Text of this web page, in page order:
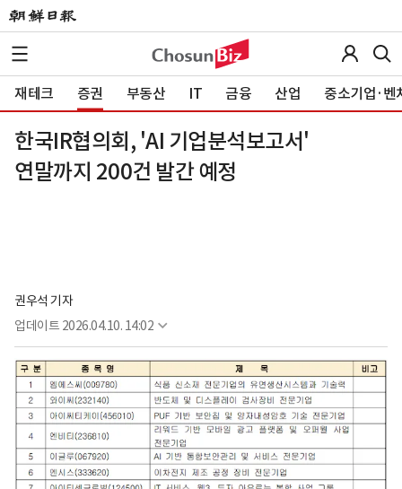
재테크 증권 부동산 IT 금융 산업 중소기업·벤
한국IR협의회, 'AI 기업분석보고서'
연말까지 200건 발간 예정
권우석 기자
업데이트 2026.04.10. 14:02